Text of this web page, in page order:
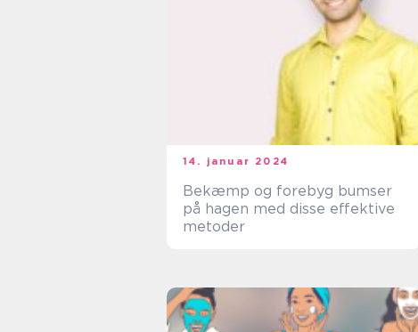
14. januar 2024
Bekæmp og forebyg bumser
på hagen med disse effektive
metoder